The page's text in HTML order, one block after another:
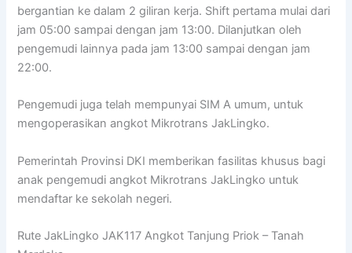
bergantian ke dalam 2 giliran kerja. Shift pertama mulai dari
jam 05:00 sampai dengan jam 13:00. Dilanjutkan oleh
pengemudi lainnya pada jam 13:00 sampai dengan jam
22:00.
Pengemudi juga telah mempunyai SIM A umum, untuk
mengoperasikan angkot Mikrotrans JakLingko.
Pemerintah Provinsi DKI memberikan fasilitas khusus bagi
anak pengemudi angkot Mikrotrans JakLingko untuk
mendaftar ke sekolah negeri.
Rute JakLingko JAK117 Angkot Tanjung Priok – Tanah